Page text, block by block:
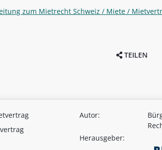
zum Mietrecht Schweiz / Miete /
TEILEN
Autor:
Herausgeber: